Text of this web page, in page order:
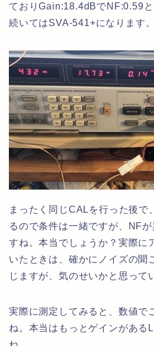
ておりGain:18.4dBでNF:0.59と
続いてはSVA-541+になります。
まったく同じCALを行った後で
るので条件は一緒ですが、NF
すね。本当でしょうか？実際に
いたときは、確かにノイズの聞
じますが、気のせいかと思って
実際に測定してみると、数値で
ね。本当はもっとゲインがある